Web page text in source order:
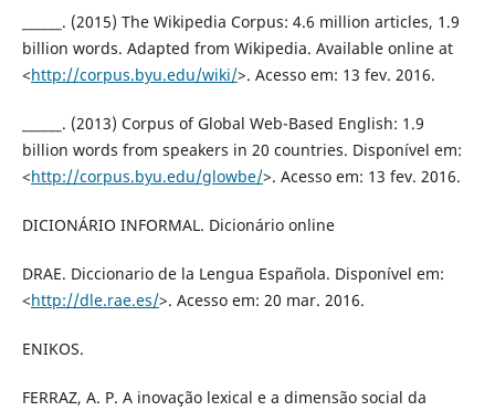
______. (2015) The Wikipedia Corpus: 4.6 million articles, 1.9
billion words. Adapted from Wikipedia. Available online at
<http://corpus.byu.edu/wiki/>. Acesso em: 13 fev. 2016.
______. (2013) Corpus of Global Web-Based English: 1.9
billion words from speakers in 20 countries. Disponível em:
<http://corpus.byu.edu/glowbe/>. Acesso em: 13 fev. 2016.
DICIONÁRIO INFORMAL. Dicionário online
DRAE. Diccionario de la Lengua Española. Disponível em:
<http://dle.rae.es/>. Acesso em: 20 mar. 2016.
ENIKOS.
FERRAZ, A. P. A inovação lexical e a dimensão social da